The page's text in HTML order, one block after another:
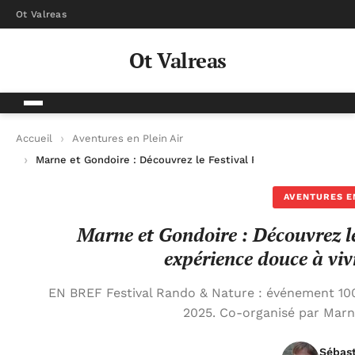
Ot Valreas
Ot Valreas
Accueil
Aventures en Plein Air
Marne et Gondoire : Découvrez le Festival Rando & Nature,
AVENTURES
Marne et Gondoire : Découvrez
expérience douce à
EN BREF Festival Rando & Nature : événement
2025. Co-organisé par